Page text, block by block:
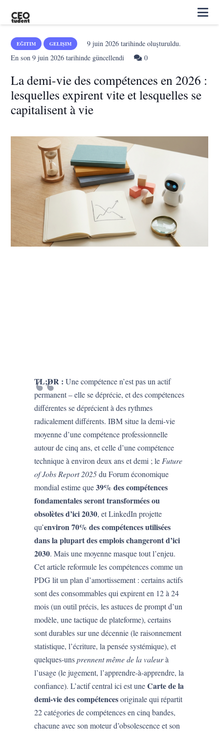
EĞITIM GELIŞIM 9 juin 2026tarihinde oluşturuldu.
En son9 juin 2026 tarihinde güncellendi 0
La demi-vie des compétences en 2026 :
lesquelles expirent vite et lesquelles se
capitalisent à vie
TL;DR : Une compétence n’est pas un actif
permanent – elle se déprécie, et des compétences
différentes se déprécient à des rythmes
radicalement différents. IBM situe la demi-vie
moyenne d’une compétence professionnelle
autour de cinq ans, et celle d’une compétence
technique à environ deux ans et demi ; leFuture
of Jobs Report 2025du Forum économique
mondial estime que39% des compétences
fondamentales seront transformées ou
obsolètes d’ici 2030, et LinkedIn projette
qu’environ 70% des compétences utilisées
dans la plupart des emplois changeront d’ici
2030. Mais une moyenne masque tout l’enjeu.
Cet article reformule les compétences comme un
PDG lit un plan d’amortissement : certains actifs
sont des consommables qui expirent en 12 à 24
mois (un outil précis, les astuces de prompt d’un
modèle, une tactique de plateforme), certains
sont durables sur une décennie (le raisonnement
statistique, l’écriture, la pensée systémique), et
quelques-unsprennent même de la valeurà
l’usage (le jugement, l’apprendre-à-apprendre, la
confiance). L’actif central ici est uneCarte de la
demi-vie des compétencesoriginale qui répartit
22 catégories de compétences en cinq bandes,
chacune avec son moteur d’obsolescence et son